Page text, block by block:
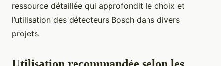
ressource détaillée qui approfondit le choix et
l’utilisation des détecteurs Bosch dans divers
projets.
Utilisation recommandée selon les